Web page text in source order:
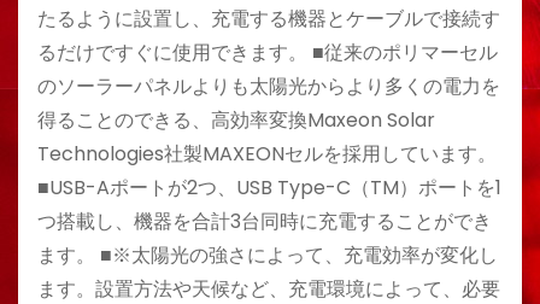
たるように設置し、充電する機器とケーブルで接続す
るだけですぐに使用できます。 ■従来のポリマーセル
のソーラーパネルよりも太陽光からより多くの電力を
得ることのできる、高効率変換Maxeon Solar
Technologies社製MAXEONセルを採用しています。
■USB-Aポートが2つ、USB Type-C（TM）ポートを1
つ搭載し、機器を合計3台同時に充電することができ
ます。 ■※太陽光の強さによって、充電効率が変化し
ます。設置方法や天候など、充電環境によって、必要